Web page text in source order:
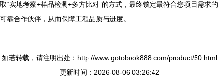
取“实地考察+样品检测+多方比对”的方式，最终锁定最符合您项目需求的
可靠合作伙伴，从而保障工程品质与进度。
如若转载，请注明出处：http://www.gotobook888.com/product/50.html
更新时间：2026-08-06 03:26:42